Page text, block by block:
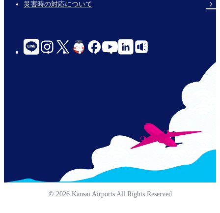
災害時の対応について
social-
links-
© 2026 Kansai Airports All Rights Reserved